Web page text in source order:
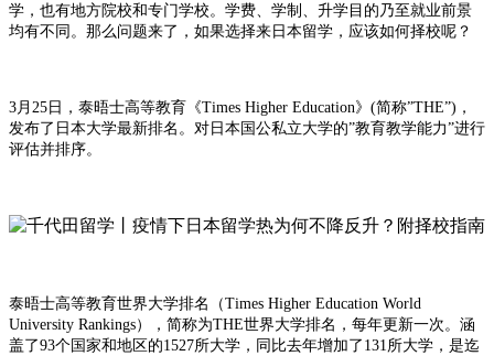
学，也有地方院校和专门学校。学费、学制、升学目的乃至就业前景
均有不同。那么问题来了，如果选择来日本留学，应该如何择校呢？
3月25日，泰晤士高等教育《Times Higher Education》(简称”THE”)，
发布了日本大学最新排名。对日本国公私立大学的”教育教学能力”进行
评估并排序。
泰晤士高等教育世界大学排名（Times Higher Education World
University Rankings），简称为THE世界大学排名，每年更新一次。涵
盖了93个国家和地区的1527所大学，同比去年增加了131所大学，是迄